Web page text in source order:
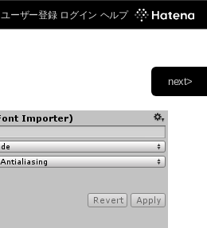
ユーザー登録 ログイン ヘルプ
next>